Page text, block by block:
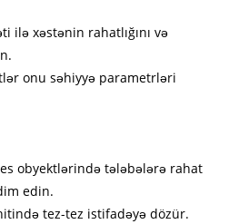
ilə xəstənin rahatlığını və
onu səhiyyə parametrləri
obyektlərində tələbələrə rahat
edin.
tez-tez istifadəyə dözür.